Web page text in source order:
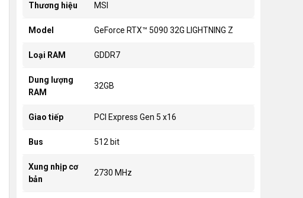
Thương hiệu MSI
Model GeForce RTX™ 5090 32G LIGHTNING Z
Loại RAM GDDR7
Dung lượng
RAM
32GB
Giao tiếp PCI Express Gen 5 x16
Bus 512 bit
Xung nhịp cơ
bản
2730 MHz